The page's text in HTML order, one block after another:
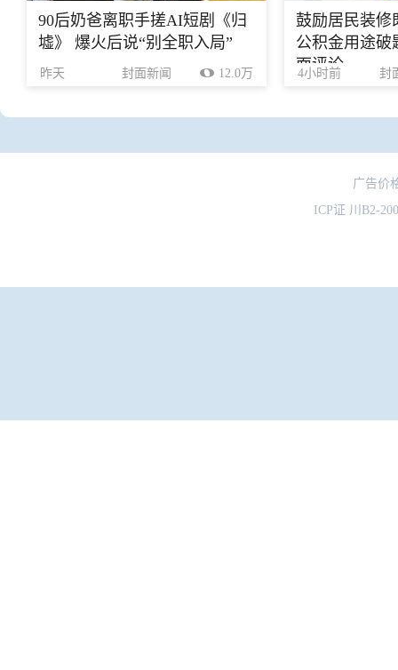
90后奶爸离职手搓AI短剧《归
墟》 爆火后说“别全职入局”
昨天 封面新闻 12.0万
鼓励居民装修
公积金用途破
面评论
4小时前 封
广告价
ICP证 川B2-